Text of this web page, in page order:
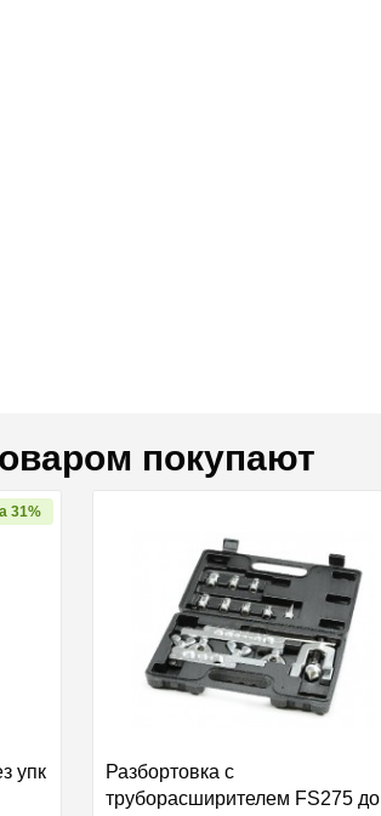
покупают
31%
упк
Разбортовка с
труборасширителем FS275 до